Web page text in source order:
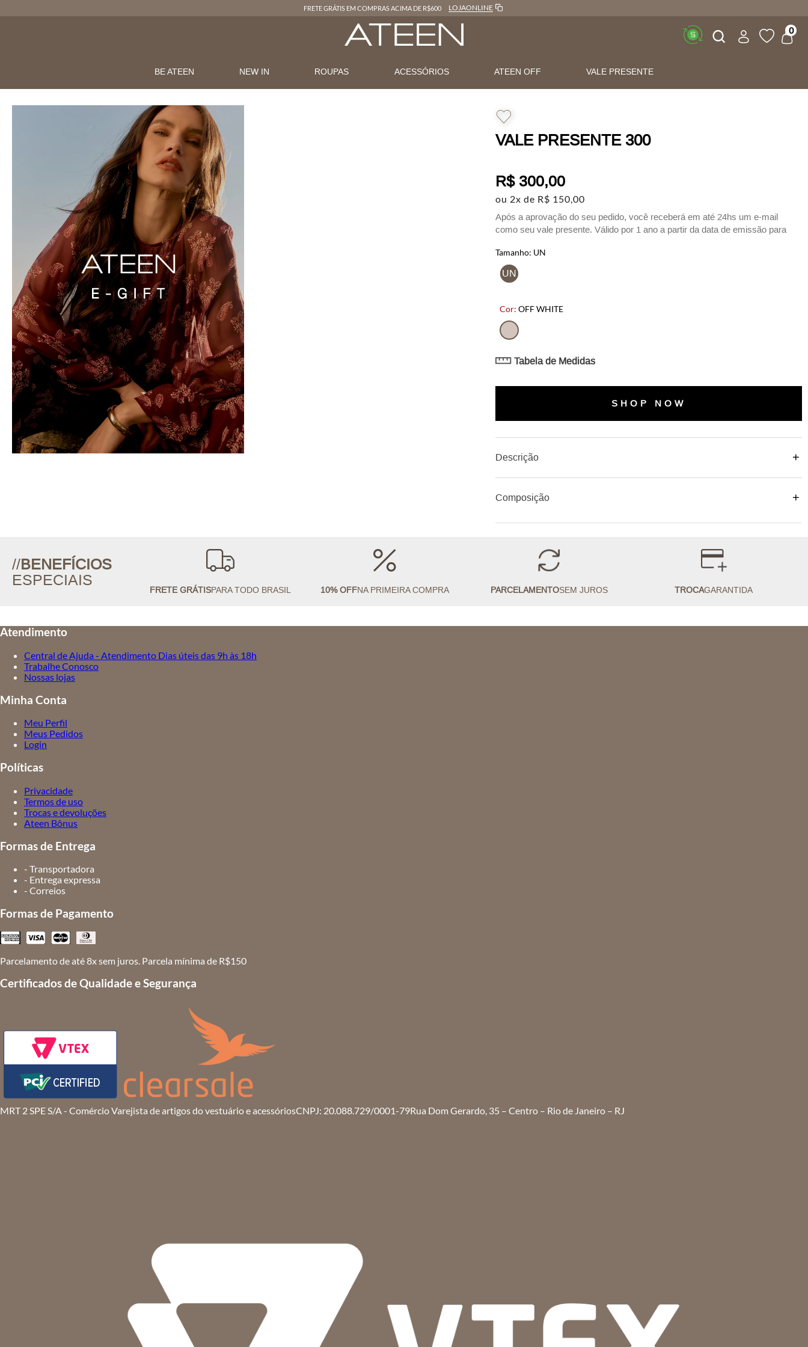
FRETE GRÁTIS EM COMPRAS ACIMA DE R$600 LOJAONLINE
Buscar 0
BE ATEEN NEW IN ROUPAS ACESSÓRIOS ATEEN OFF VALE PRESENTE
VALE PRESENTE 300
R$ 300,00
ou 2x de R$ 150,00
Após a aprovação do seu pedido, você receberá em até 24hs um e-mail
como seu vale presente. Válido por 1 ano a partir da data de emissão para
OFF WHITE
UN
UN
Tabela de Medidas
SHOP NOW
Descrição
Composição
//BENEFÍCIOS
ESPECIAIS
FRETE GRÁTISPARA TODO BRASIL 10% OFFNA PRIMEIRA COMPRA PARCELAMENTOSEM JUROS TROCAGARANTIDA
Atendimento
Central de Ajuda - Atendimento Dias úteis das 9h às 18h
Trabalhe Conosco
Nossas lojas
Minha Conta
Meu Perfil
Meus Pedidos
Login
Políticas
Privacidade
Termos de uso
Trocas e devoluções
Ateen Bônus
Formas de Entrega
- Transportadora
- Entrega expressa
- Correios
Formas de Pagamento
Parcelamento de até 8x sem juros. Parcela mínima de R$150
Certificados de Qualidade e Segurança
MRT 2 SPE S/A - Comércio Varejista de artigos do vestuário e acessóriosCNPJ: 20.088.729/0001-79Rua Dom Gerardo, 35 – Centro – Rio de Janeiro – RJ